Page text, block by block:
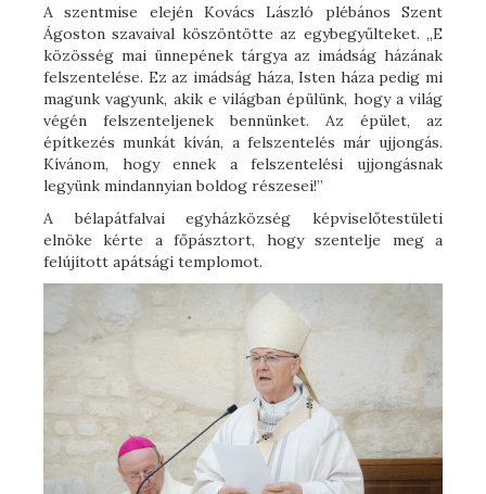
A szentmise elején Kovács László plébános Szent
Ágoston szavaival köszöntötte az egybegyűlteket. „E
közösség mai ünnepének tárgya az imádság házának
felszentelése. Ez az imádság háza, Isten háza pedig mi
magunk vagyunk, akik e világban épülünk, hogy a világ
végén felszenteljenek bennünket. Az épület, az
építkezés munkát kíván, a felszentelés már ujjongás.
Kívánom, hogy ennek a felszentelési ujjongásnak
legyünk mindannyian boldog részesei!”
A bélapátfalvai egyházközség képviselőtestületi
elnöke kérte a főpásztort, hogy szentelje meg a
felújított apátsági templomot.